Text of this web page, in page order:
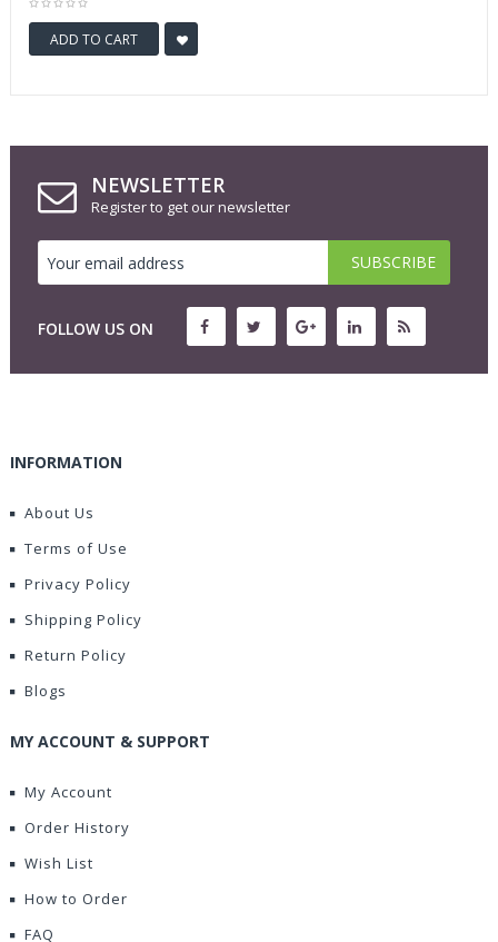
ADD TO CART
NEWSLETTER
Register to get our newsletter
FOLLOW US ON
INFORMATION
About Us
Terms of Use
Privacy Policy
Shipping Policy
Return Policy
Blogs
MY ACCOUNT & SUPPORT
My Account
Order History
Wish List
How to Order
FAQ